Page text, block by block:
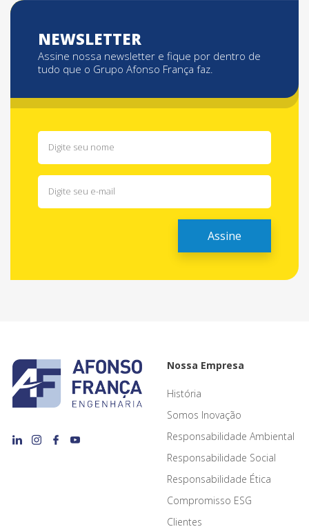
NEWSLETTER
Assine nossa newsletter e fique por dentro de
tudo que o Grupo Afonso França faz.
Nossa Empresa
História
Somos Inovação
Responsabilidade Ambiental
Responsabilidade Social
Responsabilidade Ética
Compromisso ESG
Clientes